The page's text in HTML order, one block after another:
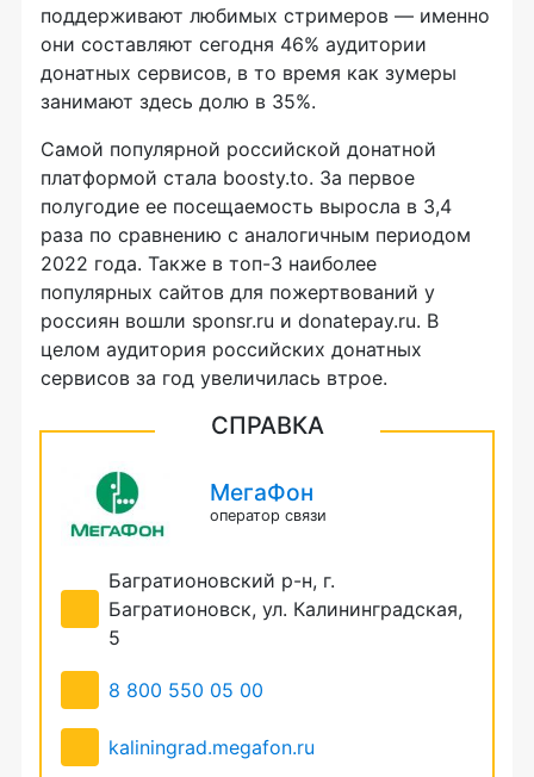
поддерживают любимых стримеров — именно
они составляют сегодня 46% аудитории
донатных сервисов, в то время как зумеры
занимают здесь долю в 35%.
Самой популярной российской донатной
платформой стала boosty.to. За первое
полугодие ее посещаемость выросла в 3,4
раза по сравнению с аналогичным периодом
2022 года. Также в топ-3 наиболее
популярных сайтов для пожертвований у
россиян вошли sponsr.ru и donatepay.ru. В
целом аудитория российских донатных
сервисов за год увеличилась втрое.
СПРАВКА
МегаФон
оператор связи
Багратионовский р-н, г.
Багратионовск, ул. Калининградская,
5
8 800 550 05 00
kaliningrad.megafon.ru